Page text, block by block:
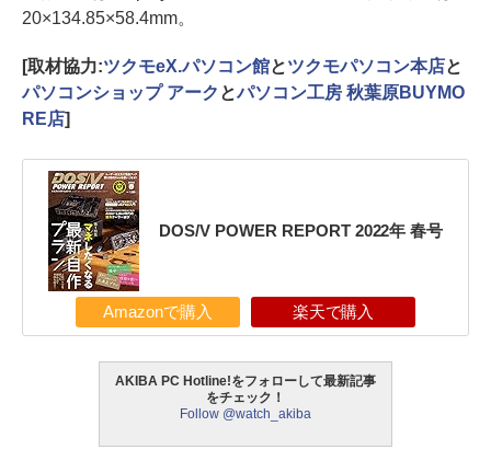
20×134.85×58.4mm。
[取材協力:ツクモeX.パソコン館とツクモパソコン本店と
パソコンショップ アーク とパソコン工房 秋葉原BUYMO
RE店]
DOS/V POWER REPORT 2022年 春号
Amazonで購入 楽天で購入
AKIBA PC Hotline!をフォローして最新記事
をチェック！
Follow @watch_akiba